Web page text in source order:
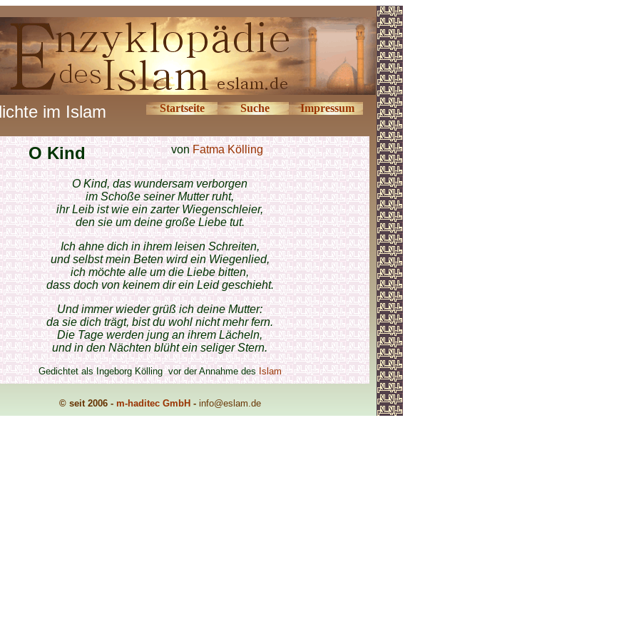
im Islam Startseite Suche Impressum
O Kind vonFatma Kölling
O Kind, das wundersam verborgen
im Schoße seiner Mutter ruht,
ihr Leib ist wie ein zarter Wiegenschleier,
den sie um deine große Liebe tut.
Ich ahne dich in ihrem leisen Schreiten,
und selbst mein Beten wird ein Wiegenlied,
ich möchte alle um die Liebe bitten,
dass doch von keinem dir ein Leid geschieht.
Und immer wieder grüß ich deine Mutter:
da sie dich trägt, bist du wohl nicht mehr fern.
Die Tage werden jung an ihrem Lächeln,
und in den Nächten blüht ein seliger Stern.
Gedichtet als Ingeborg Kölling vor der Annahme desIslam
© seit 2006 - m-haditec GmbH - info@eslam.de